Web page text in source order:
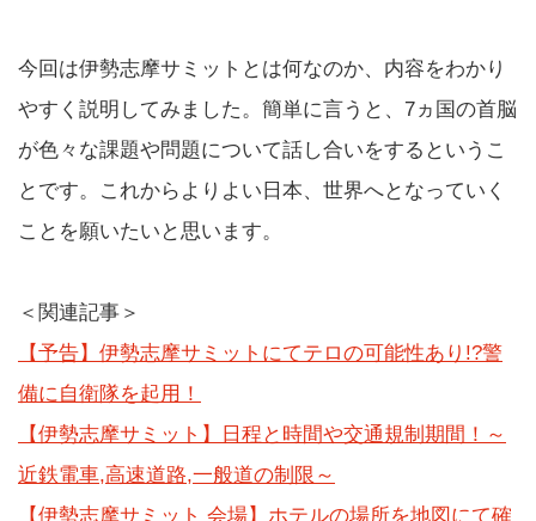
今回は伊勢志摩サミットとは何なのか、内容をわかり
やすく説明してみました。簡単に言うと、7ヵ国の首脳
が色々な課題や問題について話し合いをするというこ
とです。これからよりよい日本、世界へとなっていく
ことを願いたいと思います。
＜関連記事＞
【予告】伊勢志摩サミットにてテロの可能性あり!?警
備に自衛隊を起用！
【伊勢志摩サミット】日程と時間や交通規制期間！～
近鉄電車,高速道路,一般道の制限～
【伊勢志摩サミット 会場】ホテルの場所を地図にて確